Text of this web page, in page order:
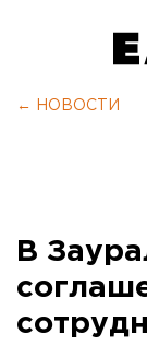
← НОВОСТИ
В